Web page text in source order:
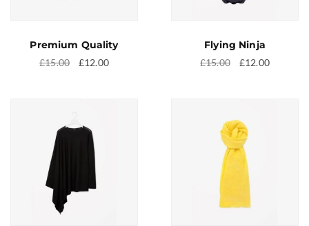
Premium Quality
£15.00
Il£12.00
Flying Ninja
£15.00
Il
£15.00.
£12.00